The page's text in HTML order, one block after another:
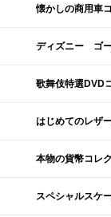
懐かしの商用車
ディズニー ゴ
歌舞伎特選DVD
はじめてのレザ
本物の貨幣コレ
スペシャルスケ